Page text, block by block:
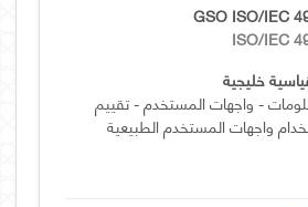
GSO ISO/IEC
ISO/IEC
خليجية
- واجهات المستخدم - تقييم
واجهات المستخدم الطبيعية